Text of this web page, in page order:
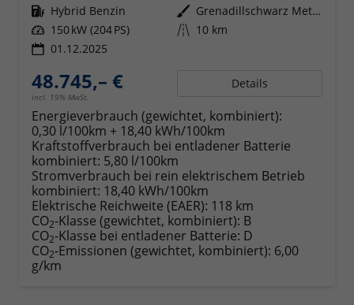
Kraftstoff Hybrid Benzin Außenfarbe
Grenadillschwarz Metallic
Leistung 150 kW (204 PS) Kilometerstand 10 km
01.12.2025
48.745,– €
incl. 19% MwSt.
Details
Energieverbrauch (gewichtet, kombiniert):
0,30 l/100km + 18,40 kWh/100km
Kraftstoffverbrauch bei entladener Batterie
kombiniert: 5,80 l/100km
Stromverbrauch bei rein elektrischem Betrieb
kombiniert: 18,40 kWh/100km
Elektrische Reichweite (EAER): 118 km
CO2-Klasse (gewichtet, kombiniert): B
CO2-Klasse bei entladener Batterie: D
CO2-Emissionen (gewichtet, kombiniert): 6,00
g/km